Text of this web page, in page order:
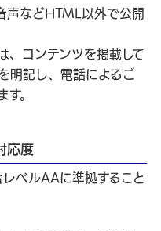
声などHTML以外で公開
、コンテンツを掲載して
明記し、電話によるご
。
応度
ベルAAに準拠すること